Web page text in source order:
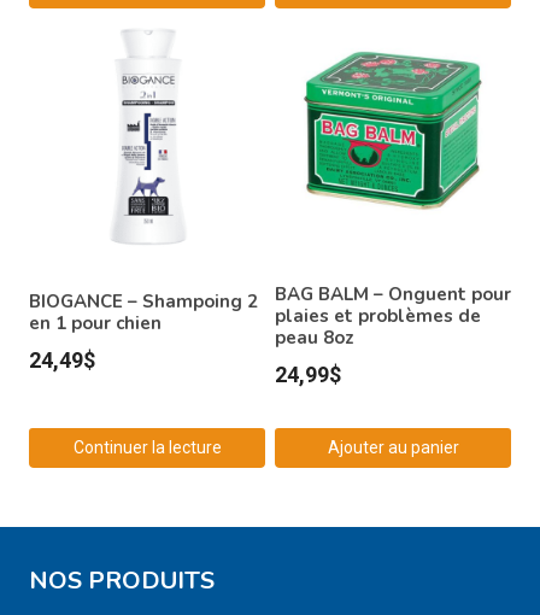
19,99$
29,99$
plusieurs
variations.
être
choisies
sur
la
BIOGANCE – Shampoing 2
en 1 pour chien
24,49$
Continuer la lecture
BAG BALM – Onguent pour
plaies et problèmes de
peau 8oz
24,99$
Ajouter au panier
NOS PRODUITS